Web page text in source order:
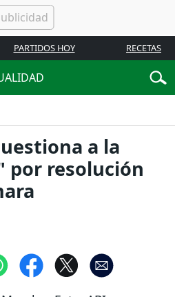
PARTIDOS HOY RECETAS
a la
por resolución